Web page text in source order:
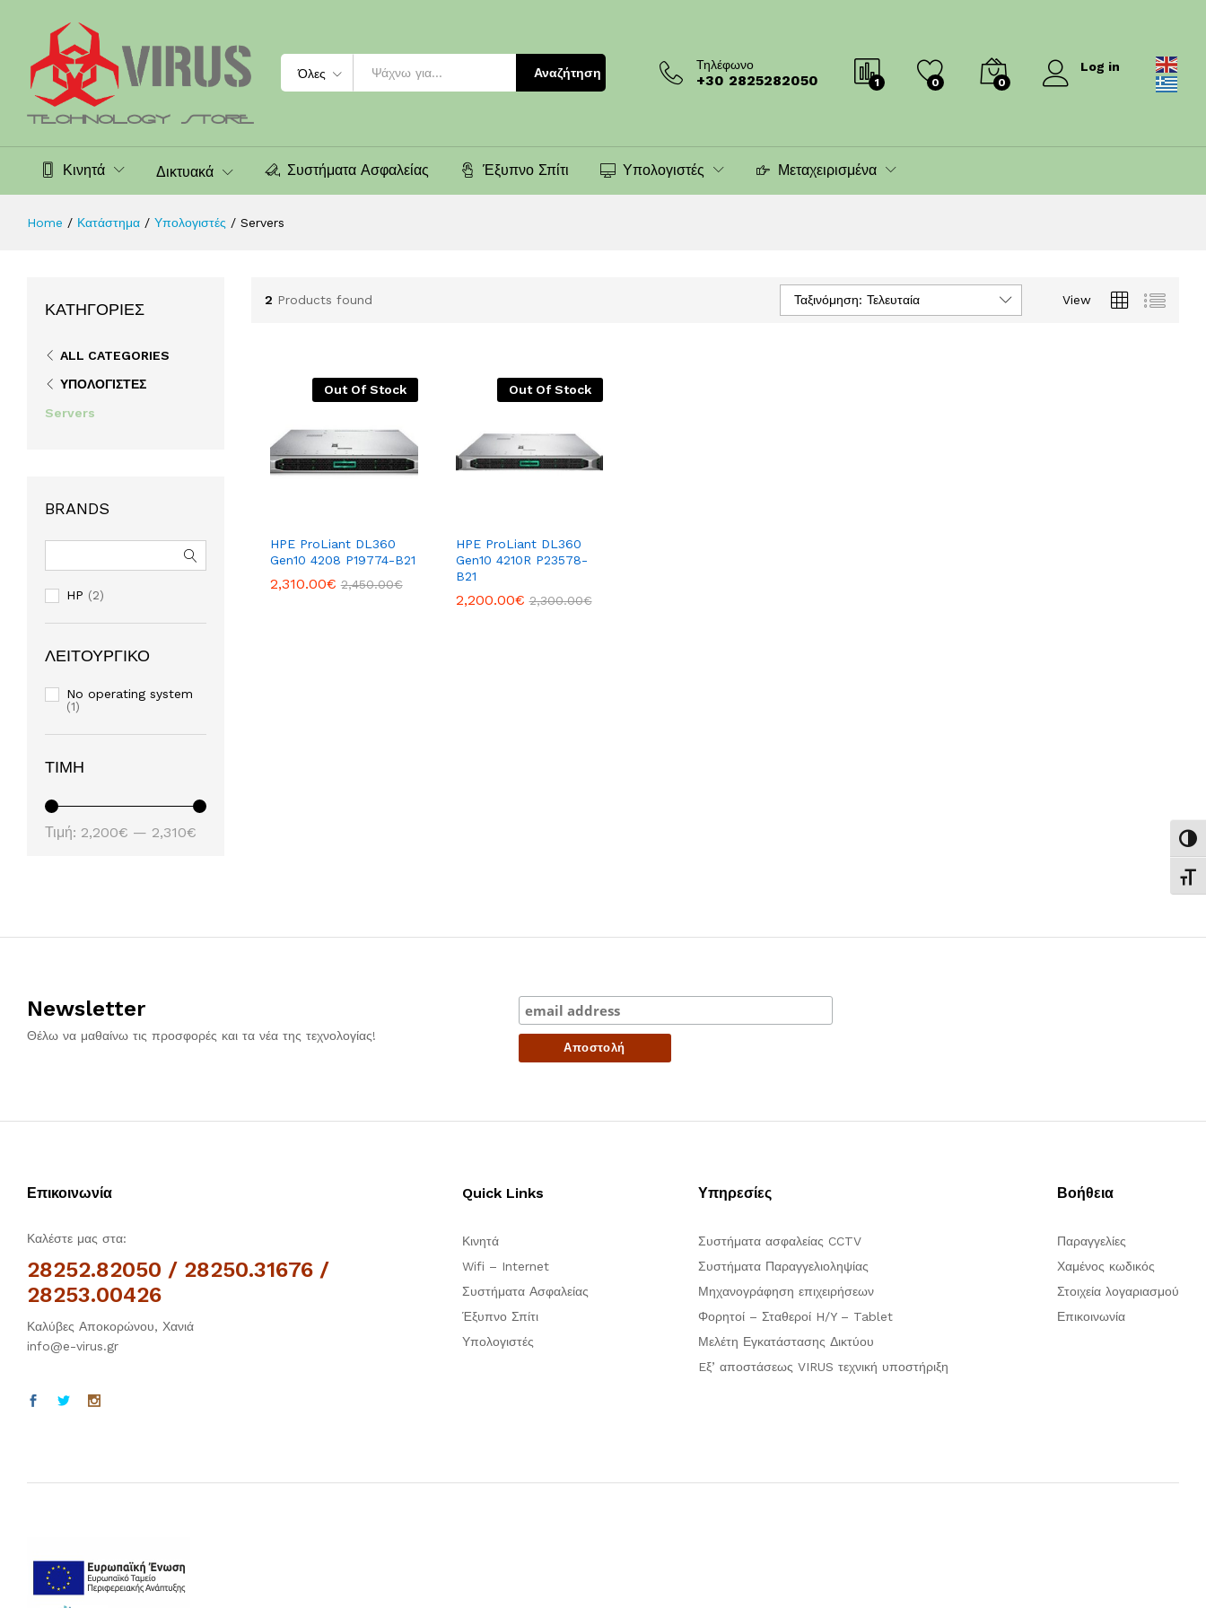
Όλες Αναζήτηση
Τηλέφωνο
+30 2825282050 1 0 0
Log in
Κινητά Δικτυακά Συστήματα Ασφαλείας Έξυπνο Σπίτι Υπολογιστές Μεταχειρισμένα
Home / Κατάστημα / Υπολογιστές / Servers
2 Products found View
Ταξινόμηση: Τελευταία
Out Of Stock
HPE ProLiant DL360
Gen10 4208 P19774-B21
2,310.00€ 2,450.00€
2,310.00€ 2,450.00€
Out Of Stock
HPE ProLiant DL360
Gen10 4210R P23578-
B21
2,200.00€ 2,300.00€
2,200.00€ 2,300.00€
ΚΑΤΗΓΟΡΊΕΣ
ALL CATEGORIES
ΥΠΟΛΟΓΙΣΤΈΣ
Servers
BRANDS
HP (2)
ΛΕΙΤΟΥΡΓΙΚΌ
No operating system
(1)
ΤΙΜΉ
Τιμή: 2,200€ — 2,310€
Newsletter
Θέλω να μαθαίνω τις προσφορές και τα νέα της τεχνολογίας!
Επικοινωνία
Καλέστε μας στα:
28252.82050 / 28250.31676 /
28253.00426
Καλύβες Αποκορώνου, Χανιά
info@e-virus.gr
Quick Links
Κινητά
Wifi – Internet
Συστήματα Ασφαλείας
Έξυπνο Σπίτι
Υπολογιστές
Υπηρεσίες
Συστήματα ασφαλείας CCTV
Συστήματα Παραγγελιοληψίας
Μηχανογράφηση επιχειρήσεων
Φορητοί – Σταθεροί H/Y – Tablet
Μελέτη Εγκατάστασης Δικτύου
Eξ’ αποστάσεως VIRUS τεχνική υποστήριξη
Βοήθεια
Παραγγελίες
Χαμένος κωδικός
Στοιχεία λογαριασμού
Επικοινωνία